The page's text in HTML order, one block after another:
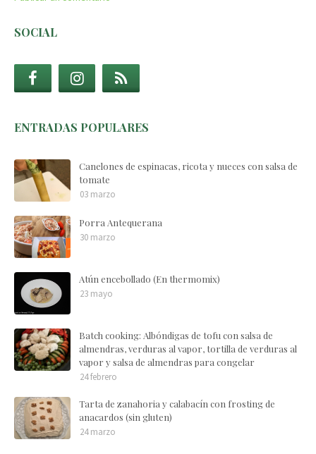
SOCIAL
ENTRADAS POPULARES
Canelones de espinacas, ricota y nueces con salsa de
tomate
03 marzo
Porra Antequerana
30 marzo
Atún encebollado (En thermomix)
23 mayo
Batch cooking: Albóndigas de tofu con salsa de
almendras, verduras al vapor, tortilla de verduras al
vapor y salsa de almendras para congelar
24 febrero
Tarta de zanahoria y calabacín con frosting de
anacardos (sin gluten)
24 marzo